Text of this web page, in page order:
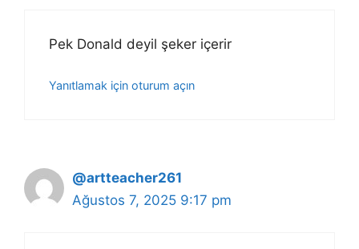
Pek Donald deyil şeker içerir
Yanıtlamak için oturum açın
@artteacher261
Ağustos 7, 2025 9:17 pm